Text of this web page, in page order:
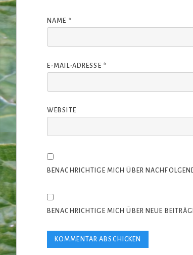
NAME *
E-MAIL-ADRESSE *
WEBSITE
BENACHRICHTIGE MICH ÜBER
BENACHRICHTIGE MICH ÜBER NEUE